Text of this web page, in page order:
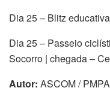
Dia 25 – Blitz
Dia 25 – Passeio
Socorro | chegada –
Autor: ASCOM / PMPA